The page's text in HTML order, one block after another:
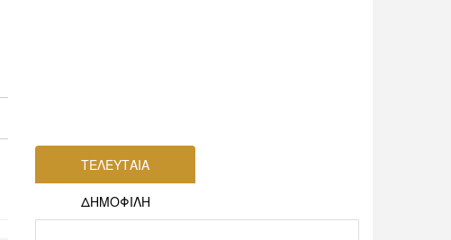
ΤΕΛΕΥΤΑΙΑ
ΔΗΜΟΦΙΛΗ